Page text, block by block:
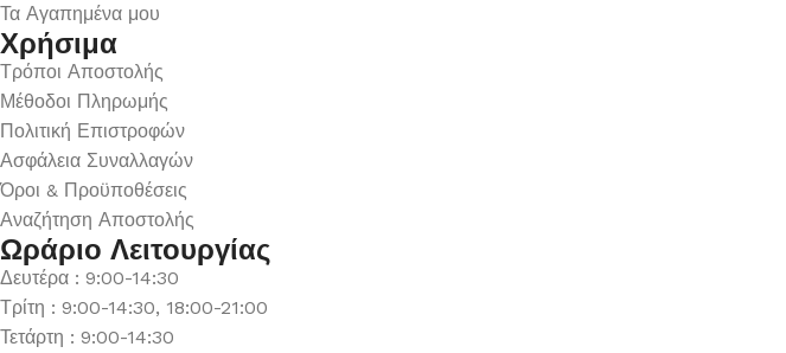
Τα Αγαπημένα μου
Χρήσιμα
Τρόποι Αποστολής
Μέθοδοι Πληρωμής
Πολιτική Επιστροφών
Ασφάλεια Συναλλαγών
Όροι & Προϋποθέσεις
Αναζήτηση Αποστολής
Ωράριο Λειτουργίας
Δευτέρα : 9:00-14:30
Τρίτη : 9:00-14:30, 18:00-21:00
Τετάρτη : 9:00-14:30